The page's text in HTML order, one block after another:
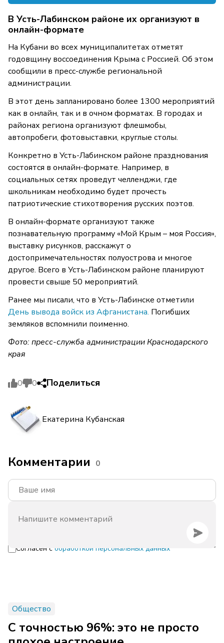
В Усть-Лабинском районе их организуют в
онлайн-формате
На Кубани во всех муниципалитетах отметят
годовщину воссоединения Крыма с Россией. Об этом
сообщили в пресс-службе региональной
администрации.
В этот день запланировано более 1300 мероприятий
как в онлайн, так и в очном форматах. В городах и
районах региона организуют флешмобы,
автопробеги, фотовыставки, круглые столы.
Конкретно в Усть-Лабинском районе празднования
состоятся в онлайн-формате. Например, в
социальных сетях проведут челленджи, где
школьникам необходимо будет прочесть
патриотические стихотворения русских поэтов.
В онлайн-формате организуют также
познавательную программу «Мой Крым – моя Россия»,
выставку рисунков, расскажут о
достопримечательностях полуострова и многое
другое. Всего в Усть-Лабинском районе планируют
провести свыше 50 мероприятий.
Ранее мы писали, что в Усть-Лабинске отметили
День вывода войск из Афганистана. Погибших
земляков вспомнили поименно.
Фото: пресс-служба администрации Краснодарского
края
0 0 Поделиться
Екатерина Кубанская
Комментарии 0
Согласен с обработкой персональных данных
Общество
С точностью 96%: это не просто